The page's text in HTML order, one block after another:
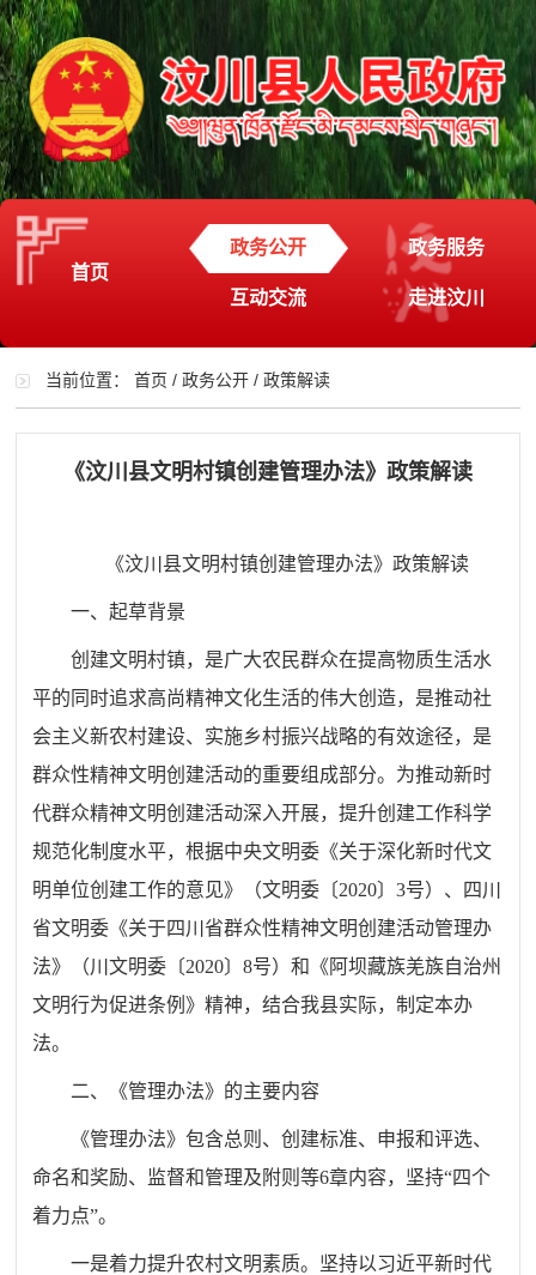
首页
政务公开 政务服务
互动交流 走进汶川
当前位置：首页 /政务公开 /政策解读
《汶川县文明村镇创建管理办法》政策解读
《汶川县文明村镇创建管理办法》政策解读
一、起草背景
创建文明村镇，是广大农民群众在提高物质生活水
平的同时追求高尚精神文化生活的伟大创造，是推动社
会主义新农村建设、实施乡村振兴战略的有效途径，是
群众性精神文明创建活动的重要组成部分。 为推动新时
代群众精神文明创建活动深入开展，提升创建工作科学
规范化制度水平，根据中央文明委《关于深化新时代文
明单位创建工作的意见》（文明委 〔2020〕3号）、四川
省文明委《关于四川省群众性精神文明创建活动管理办
法》（川文明委 〔2020〕8号）和《阿坝藏族羌族自治州
文明行为促进条例》精神，结合我县实际，制定本办
法。
二、《管理办法》的主要内容
《管理办法》包含总则、创建标准、申报和评选、
命名和奖励、监督和管理及附则等6章内容，坚持“四个
着力点”。
一是着力提升农村文明素质。坚持以习近平新时代